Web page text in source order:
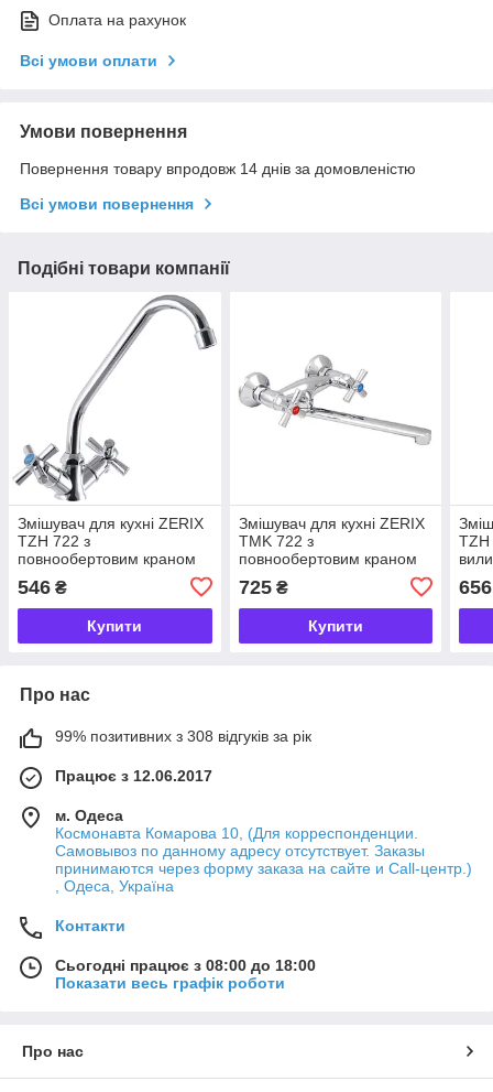
Оплата на рахунок
Всі умови оплати
Умови повернення
Повернення товару впродовж 14 днів за домовленістю
Всі умови повернення
Подібні товари компанії
Змішувач для кухні ZERIX
TZH 722 з
повнообертовим краном
546 ₴
Купити
Змішувач для кухні ZERIX
TMK 722 з
повнообертовим краном
725₴
Купити
TZH
656
Про нас
99% позитивних з 308 відгуків за рік
Працює з 12.06.2017
м. Одеса
Космонавта Комарова 10, (Для корреспонденции.
Самовывоз по данному адресу отсутствует. Заказы
принимаются через форму заказа на сайте и Call-центр.)
, Одеса, Україна
Контакти
Сьогодні працює з 08:00 до 18:00
Показати весь графік роботи
Про нас